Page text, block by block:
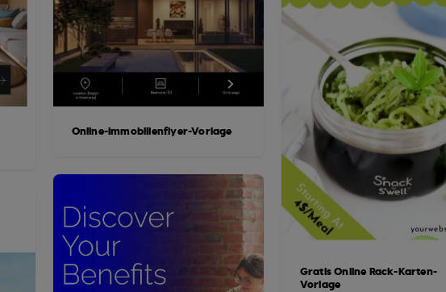
Online-Immobilienflyer-Vorlage
Gratis Online Rack-Karten-
Vorlage